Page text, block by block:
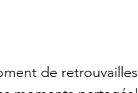
de retrouvailles